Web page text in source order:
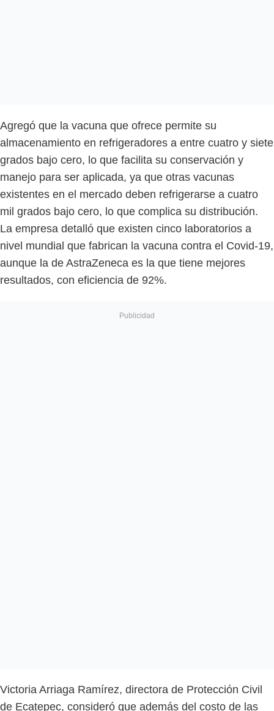
Agregó que la vacuna que ofrece permite su
almacenamiento en refrigeradores a entre cuatro y siete
grados bajo cero, lo que facilita su conservación y
manejo para ser aplicada, ya que otras vacunas
existentes en el mercado deben refrigerarse a cuatro
mil grados bajo cero, lo que complica su distribución.
La empresa detalló que existen cinco laboratorios a
nivel mundial que fabrican la vacuna contra el Covid-19,
aunque la de AstraZeneca es la que tiene mejores
resultados, con eficiencia de 92%.
Victoria Arriaga Ramírez, directora de Protección Civil
de Ecatepec, consideró que además del costo de las